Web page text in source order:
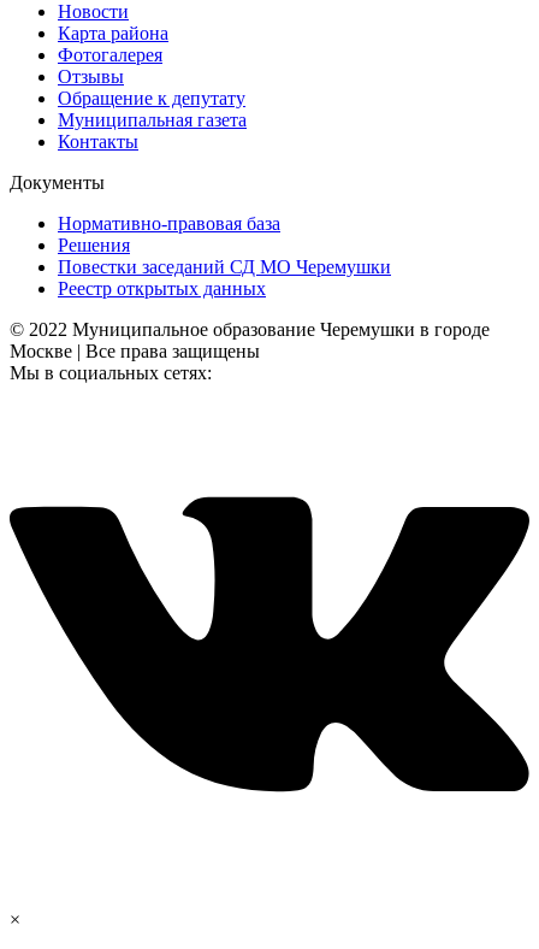
Новости
Карта района
Фотогалерея
Отзывы
Обращение к депутату
Муниципальная газета
Контакты
Документы
Нормативно-правовая база
Решения
Повестки заседаний СД МО Черемушки
Реестр открытых данных
© 2022 Муниципальное образование Черемушки в городе
Москве | Все права защищены
Мы в социальных сетях:
×